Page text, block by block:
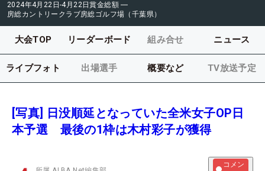
2024年4月22日-4月22日賞金総額 ―
房総カントリークラブ房総ゴルフ場（千葉県）
大会TOP リーダーボード 組み合せ ニュース
ライブフォト 出場選手 概要など TV放送予定
[写真] 日没順延となっていた全米女子OP日
本予選 最後の1枠は木村彩子が獲得
コメン